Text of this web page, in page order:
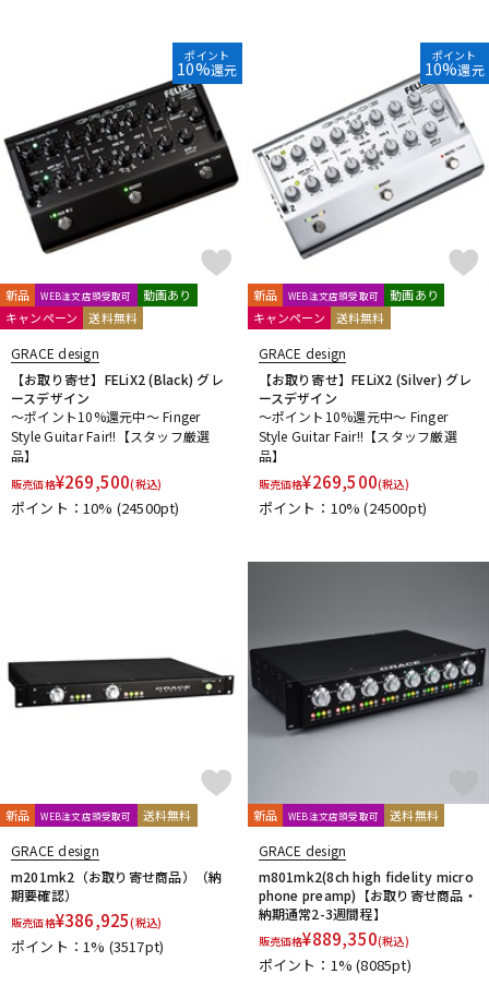
ポイント
10%還元
新品 WEB注文店頭受取可
動画あり
キャンペーン
送料無料
GRACE design
【お取り寄せ】FELiX2 (Black) グレ
ースデザイン
～ポイント10%還元中～ Finger
Style Guitar Fair!!【スタッフ厳選
品】
販売価格¥269,500(税込)
ポイント：10% (24500pt)
ポイント
10%還元
新品 WEB注文店頭受取可
動画あり
キャンペーン
送料無料
GRACE design
【お取り寄せ】FELiX2 (Silver) グレ
ースデザイン
～ポイント10%還元中～ Finger
Style Guitar Fair!!【スタッフ厳選
品】
販売価格¥269,500(税込)
ポイント：10%(24500pt)
新品 WEB注文店頭受取可 送料無料
GRACE design
m201mk2（お取り寄せ商品）（納
期要確認）
販売価格¥386,925(税込)
ポイント：1% (3517pt)
新品 WEB注文店頭受取可 送料無料
GRACE design
m801mk2(8ch high fidelity micro
phone preamp)【お取り寄せ商品・
納期通常2-3週間程】
販売価格¥889,350(税込)
ポイント：1%(8085pt)